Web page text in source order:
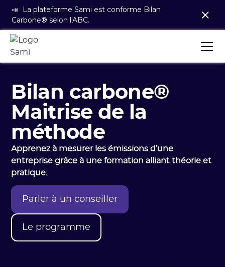
📣 La plateforme Sami est conforme Bilan
Carbone® selon l'ABC.
Bilan carbone®
Maitrise de la
méthode
Apprenez à mesurer les émissions d’une
entreprise grâce à une formation alliant théorie et
pratique.
Parler à un conseiller
Le programme